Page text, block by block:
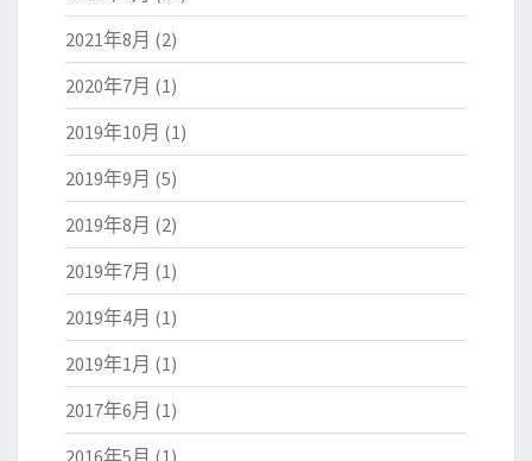
2021年8月 (2)
2020年7月 (1)
2019年10月 (1)
2019年9月 (5)
2019年8月 (2)
2019年7月 (1)
2019年4月 (1)
2019年1月 (1)
2017年6月 (1)
2016年5月 (1)